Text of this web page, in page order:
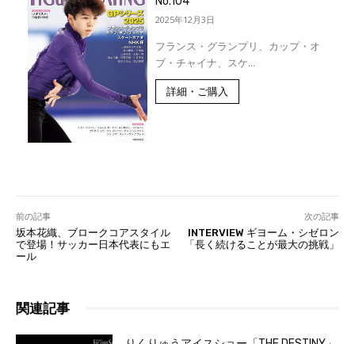
2025年12月3日
フランス・グランプリ、カップ・オ
ブ・チャイナ、スケ...
詳細・ご購入
前の記事
坂本花織、ブロークコアスタイル
で登場！サッカー日本代表にもエ
ール
次の記事
INTERVIEW ギヨーム・シゼロン
「長く続けることが最大の挑戦」
関連記事